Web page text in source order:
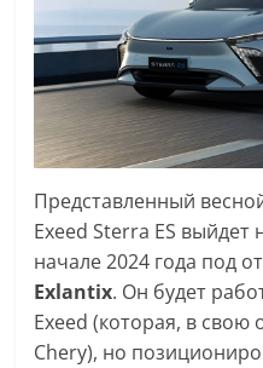
Представленный
Exeed Sterra ES
начале 2024 года под
Exlantix. Он будет
Exeed (которая, в
Chery), но